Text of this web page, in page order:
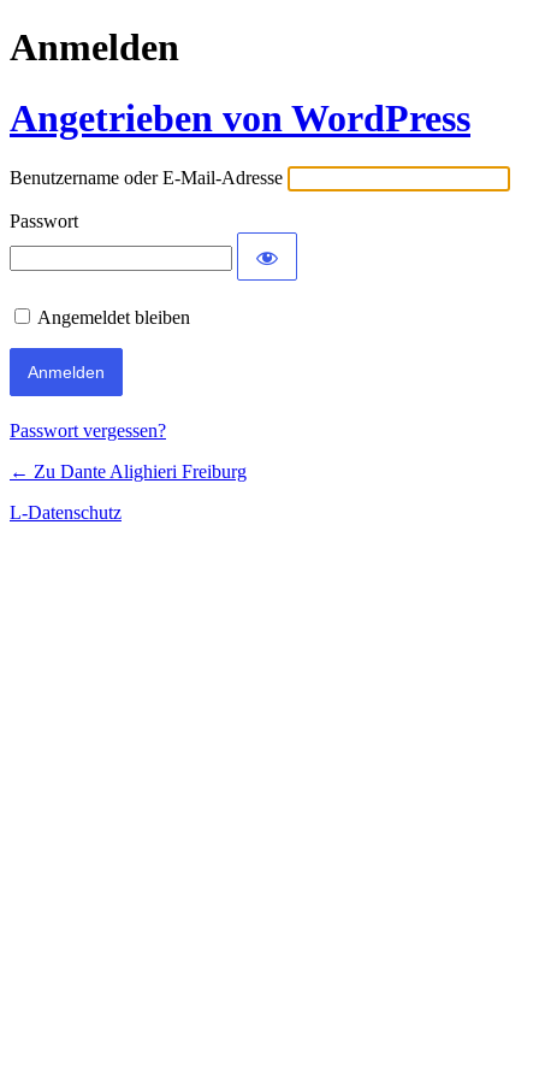
Anmelden
Angetrieben von WordPress
Benutzername oder E-Mail-Adresse
Passwort
Angemeldet bleiben
Passwort vergessen?
← Zu Dante Alighieri Freiburg
L-Datenschutz